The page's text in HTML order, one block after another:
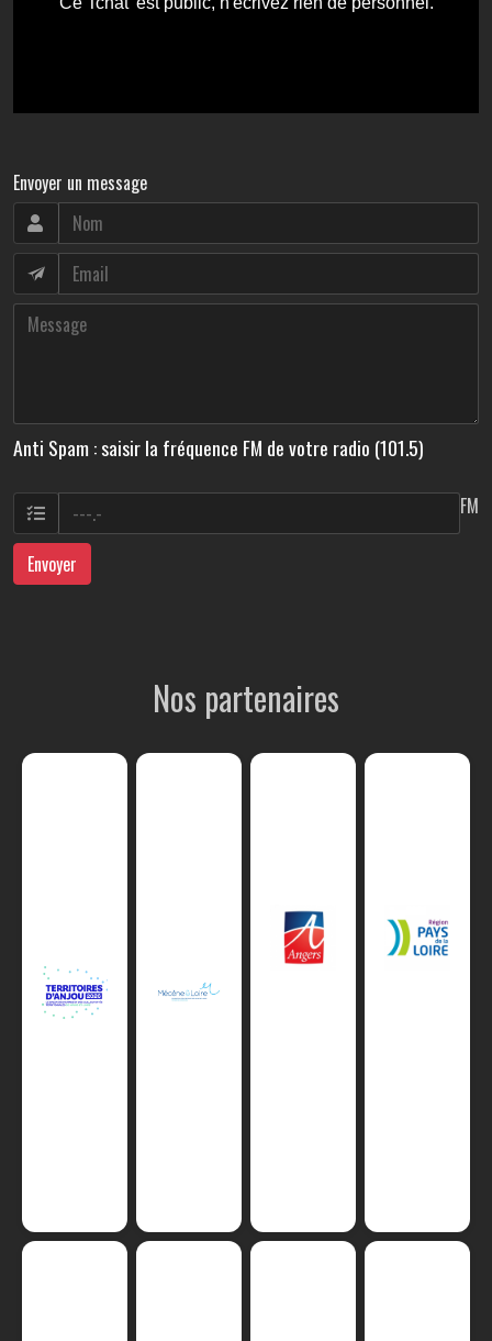
Envoyer un message
Anti Spam : saisir la fréquence FM de votre radio (101.5)
FM
Envoyer
Nos partenaires